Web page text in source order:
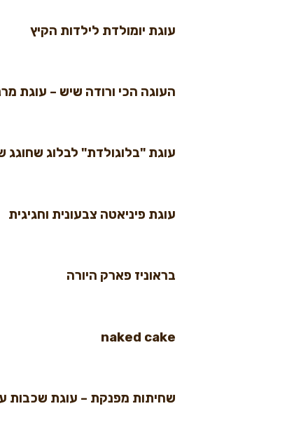
עוגת יומולדת לילדות הקיץ
העוגה הכי ורודה שיש – עוגת
עוגת "בלוגולדת" לבלוג שחוגג
עוגת פיניאטה צבעונית וחגיגית
בראוניז פארק היורה
naked cake
שחיתות מפנקת – עוגת שכבות